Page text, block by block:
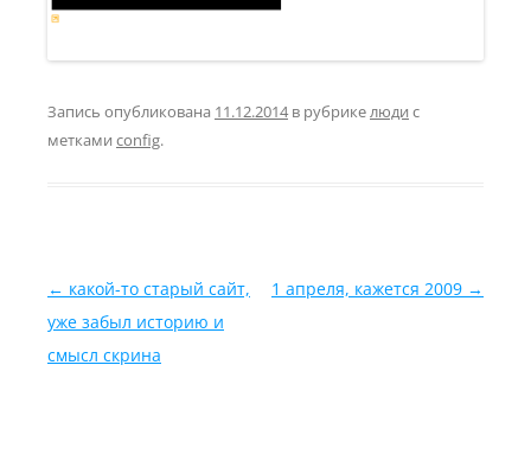
Запись опубликована 11.12.2014в рубрикелюди с
метками config.
Навигация по записям
← какой-то старый сайт,
уже забыл историю и
смысл скрина
1 апреля, кажется 2009 →